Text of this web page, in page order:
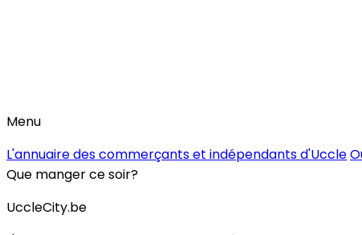
Menu
L'annuaire des commerçants et indépendants d'Uccle
Que manger ce soir?
UccleCity.be